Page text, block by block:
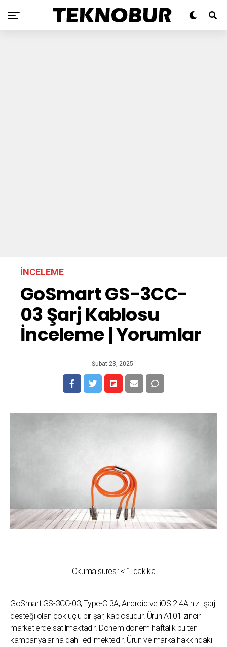
İNCELEME
GoSmart GS-3CC-
03 Şarj Kablosu
İnceleme | Yorumlar
Şubat 23, 2025
Okuma süresi: < 1 dakika
GoSmart GS-3CC-03, Type-C 3A, Android ve iOS 2.4A hızlı şarj
desteği olan çok uçlu bir şarj kablosudur. Ürün A101 zincir
marketlerde satılmaktadır. Dönem dönem haftalık bülten
kampanyalarına dahil edilmektedir. Ürün ve marka hakkındaki